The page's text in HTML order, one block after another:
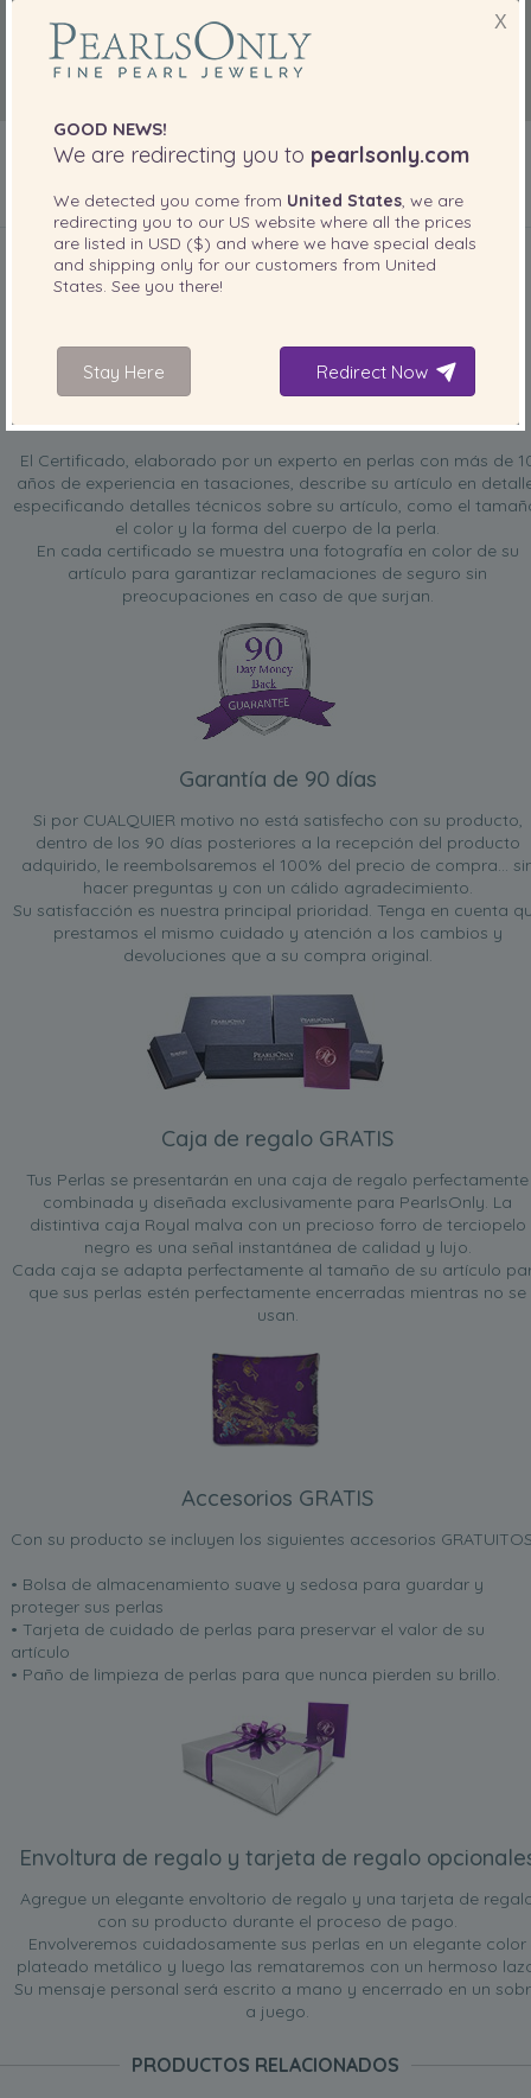
INCLUIDO CON SU PRODUCTO
El Certificado, elaborado por un experto en perlas con más de
años de experiencia en tasaciones, describe su artículo en
especificando detalles técnicos sobre su artículo, como el
el color y la forma del cuerpo de la perla.
En cada certificado se muestra una fotografía en color de su
artículo para garantizar reclamaciones de seguro sin
preocupaciones en caso de que surjan.
Garantía de 90 días
Si por CUALQUIER motivo no está satisfecho con su producto,
dentro de los 90 días posteriores a la recepción del producto
adquirido, le reembolsaremos el 100% del precio de compra...
hacer preguntas y con un cálido agradecimiento.
Su satisfacción es nuestra principal prioridad. Tenga en cuenta
prestamos el mismo cuidado y atención a los cambios y
devoluciones que a su compra original.
Caja de regalo GRATIS
Tus Perlas se presentarán en una caja de regalo perfectamente
combinada y diseñada exclusivamente para PearlsOnly. La
distintiva caja Royal malva con un precioso forro de terciopelo
negro es una señal instantánea de calidad y lujo.
Cada caja se adapta perfectamente al tamaño de su artículo
que sus perlas estén perfectamente encerradas mientras no se
usan.
Accesorios GRATIS
Con su producto se incluyen los siguientes accesorios
• Bolsa de almacenamiento suave y sedosa para guardar y
proteger sus perlas
• Tarjeta de cuidado de perlas para preservar el valor de su
artículo
• Paño de limpieza de perlas para que nunca pierden su brillo.
Envoltura de regalo y tarjeta de regalo
Agregue un elegante envoltorio de regalo y una tarjeta de
con su producto durante el proceso de pago.
Envolveremos cuidadosamente sus perlas en un elegante color
plateado metálico y luego las remataremos con un hermoso
Su mensaje personal será escrito a mano y encerrado en un
a juego.
PRODUCTOS RELACIONADOS
X
GOOD NEWS!
We are redirecting you to pearlsonly.com
We detected you come from United States, we are
redirecting you to our US website where all the prices
are listed in USD ($) and where we have special deals
and shipping only for our customers from United
States. See you there!
Stay Here Redirect Now